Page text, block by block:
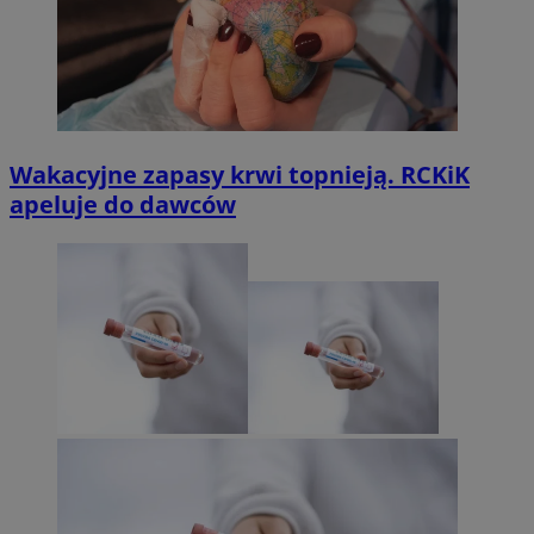
Wakacyjne zapasy krwi topnieją. RCKiK
apeluje do dawców